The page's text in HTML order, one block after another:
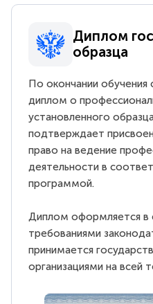
Диплом
образца
По окончании обучения
диплом о
установленного
подтверждает
право на ведение
деятельности в
программой.
Диплом оформляется в
требованиями
принимается
организациями на всей